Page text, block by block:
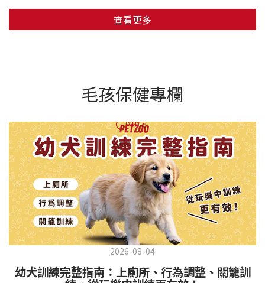
查看更多
毛孩保健專欄
2026-08-04
幼犬訓練完整指南：上廁所、行為調整、關籠訓